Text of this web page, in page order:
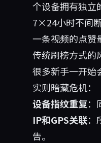
个设备拥有独立
7×24小时不间
一条视频的点赞
传统刷榜方式的
很多新手一开始
实则暗藏危机：
设备指纹重复：
IP和GPS关联：
告。